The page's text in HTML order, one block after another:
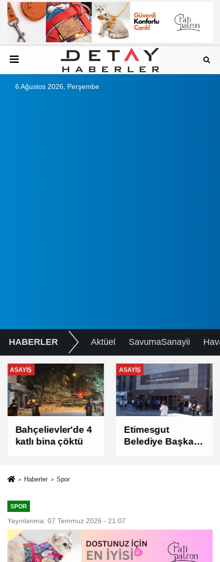
6 Ağustos 2026, Perşembe
HABERLER Aktüel SavumaSanayii
ASAYIŞ
Bahçelievler'de 4
katlı bina çöktü
ASAYIŞ
Etimesgut
Belediye Başkan
Haberler Spor
SPOR
Yayınlanma: 07 Temmuz 2026 - 21:07